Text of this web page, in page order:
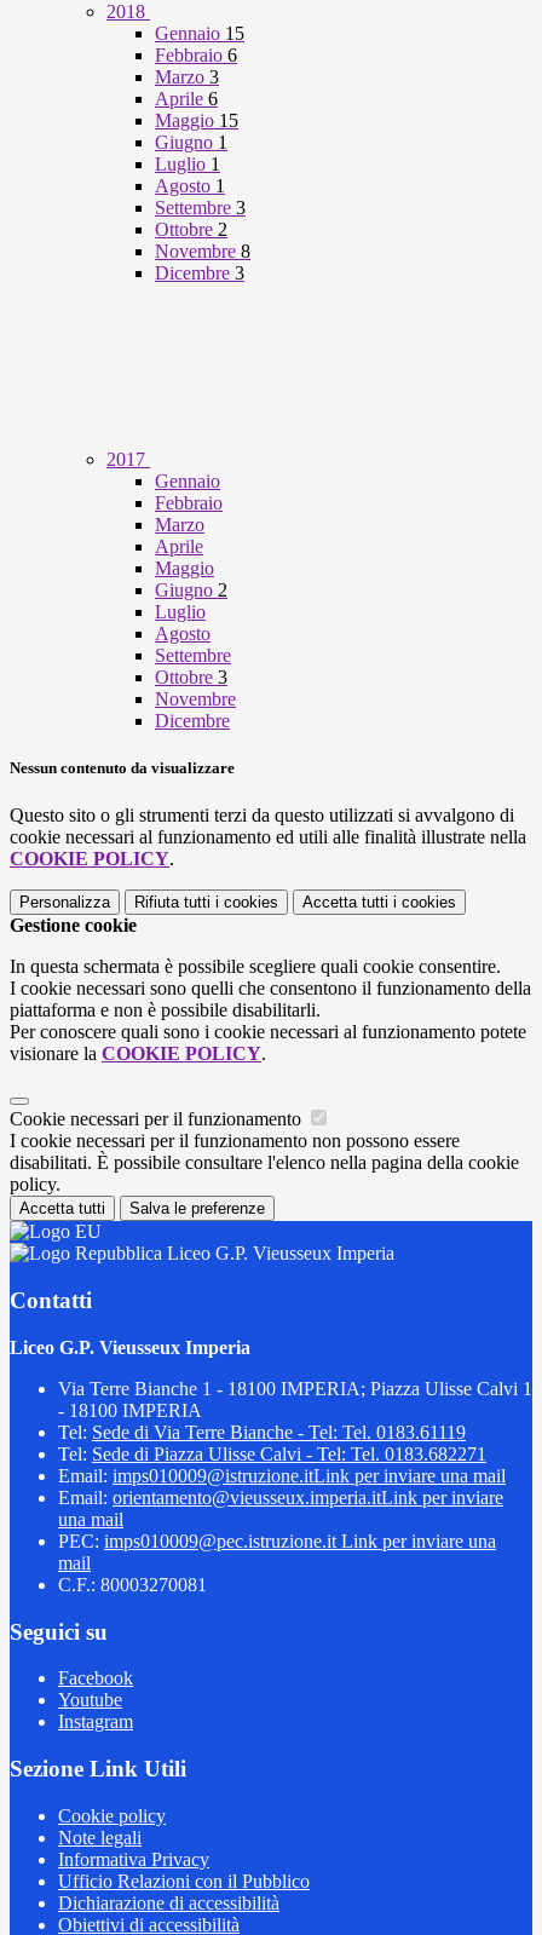
2018
Gennaio 15
Febbraio 6
Marzo 3
Aprile 6
Maggio 15
Giugno 1
Luglio 1
Agosto 1
Settembre 3
Ottobre 2
Novembre 8
Dicembre 3
2017
Gennaio
Febbraio
Marzo
Aprile
Maggio
Giugno 2
Luglio
Agosto
Settembre
Ottobre 3
Novembre
Dicembre
Nessun contenuto da visualizzare
Questo sito o gli strumenti terzi da questo utilizzati si avvalgono di
cookie necessari al funzionamento ed utili alle finalità illustrate nella
COOKIE POLICY.
Personalizza Rifiuta tutti i cookies Accetta tutti i cookies
Gestione cookie
In questa schermata è possibile scegliere quali cookie consentire.
I cookie necessari sono quelli che consentono il funzionamento della
piattaforma e non è possibile disabilitarli.
Per conoscere quali sono i cookie necessari al funzionamento potete
visionare la COOKIE POLICY.
Cookie necessari per il funzionamento
I cookie necessari per il funzionamento non possono essere
disabilitati. È possibile consultare l'elenco nella pagina della cookie
policy.
Accetta tutti Salva le preferenze
Liceo G.P. Vieusseux Imperia
Contatti
Liceo G.P. Vieusseux Imperia
Via Terre Bianche 1 - 18100 IMPERIA; Piazza Ulisse Calvi 1
- 18100 IMPERIA
Tel: Sede di Via Terre Bianche - Tel: Tel. 0183.61119
Tel: Sede di Piazza Ulisse Calvi - Tel: Tel. 0183.682271
Email: imps010009@istruzione.itLink per inviare una mail
Email: orientamento@vieusseux.imperia.itLink per inviare
una mail
PEC: imps010009@pec.istruzione.it Link per inviare una
mail
C.F.: 80003270081
Seguici su
Facebook
Youtube
Instagram
Sezione Link Utili
Cookie policy
Note legali
Informativa Privacy
Ufficio Relazioni con il Pubblico
Dichiarazione di accessibilità
Obiettivi di accessibilità